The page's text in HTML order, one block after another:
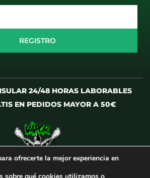
REGISTRO
24/48 HORAS LABORABLES
EN PEDIDOS MAYOR A 50€
ofrecerte la mejor experiencia en